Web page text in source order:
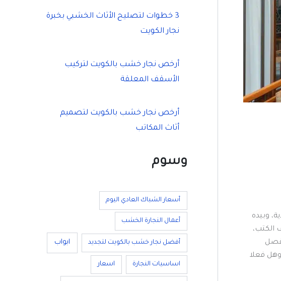
وبيده
الكتب،
فعلا
3 خطوات لتصليح الأثاث الخشبي بخبرة
نجار الكويت
أرخص نجار خشب بالكويت لتركيب
الأسقف المعلقة
أرخص نجار خشب بالكويت لتصميم
أثاث المكاتب
وسوم
أسعار الشباك العادي اليوم
أعمال النجارة الخشب
أفضل نجار خشب بالكويت لتجديد ابواب
اساسيات النجارة اسعار